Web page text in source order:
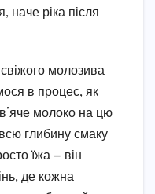
наче ріка після
молозива
в процес, як
молоко на цю
глибину смаку
їжа — він
де кожна